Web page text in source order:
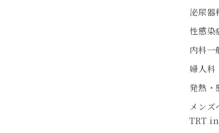
泌尿器
性感染
内科一
婦人科
発熱・
メン
TRT